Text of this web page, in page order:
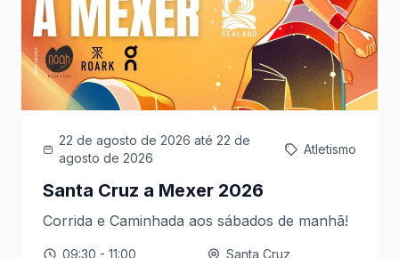
22 de agosto de 2026 até 22 de
agosto de 2026
Atletismo
Santa Cruz a Mexer 2026
Corrida e Caminhada aos sábados de manhã!
09:30 - 11:00 Santa Cruz